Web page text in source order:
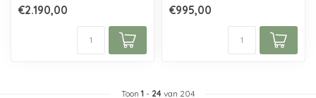
stabiele...
€2.190,00
hand...
€995,00
Toon 1 - 24 van 204